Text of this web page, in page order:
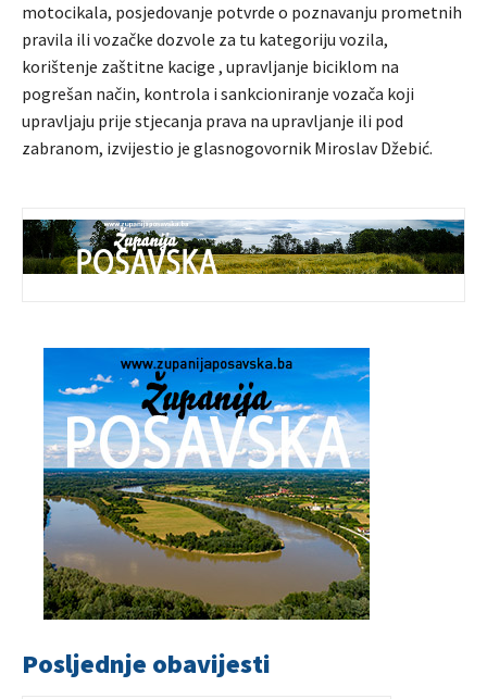
motocikala, posjedovanje potvrde o poznavanju prometnih
pravila ili vozačke dozvole za tu kategoriju vozila,
korištenje zaštitne kacige , upravljanje biciklom na
pogrešan način, kontrola i sankcioniranje vozača koji
upravljaju prije stjecanja prava na upravljanje ili pod
zabranom, izvijestio je glasnogovornik Miroslav Džebić.
Posljednje obavijesti